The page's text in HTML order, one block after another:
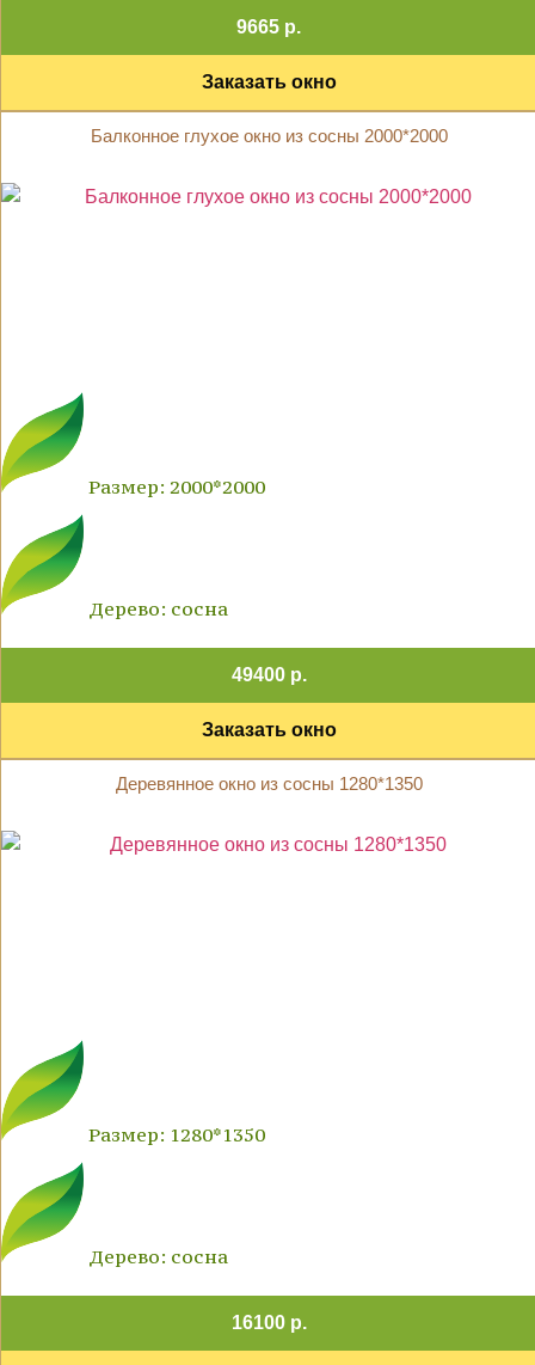
9665 р.
Заказать окно
Балконное глухое окно из сосны 2000*2000
Размер: 2000*2000
Дерево: сосна
49400 р.
Заказать окно
Деревянное окно из сосны 1280*1350
Размер: 1280*1350
Дерево: сосна
16100 р.